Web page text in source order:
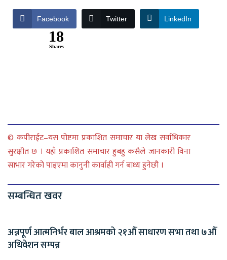
Facebook Twitter LinkedIn
18
Shares
© कपीराईट–यस पोष्टमा प्रकाशित समाचार या लेख सर्वाधिकार
सुरक्षीत छ । यहाँ प्रकाशित समाचार हुबहु कसैले जानकारी विना
साभार गरेको पाइएमा कानुनी कार्वाही गर्न बाध्य हुनेछौ ।
सम्बन्धित खवर
अन्नपूर्ण आत्मनिर्भर बाल आश्रमको २१औँ साधारण सभा तथा ७औँ
अधिवेशन सम्पन्न